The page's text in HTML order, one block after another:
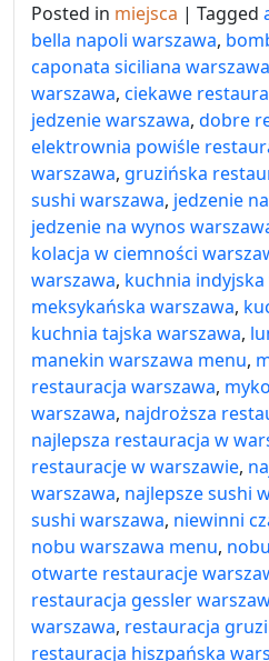
Posted in miejsca | Tagged
bella napoli warszawa,
caponata siciliana warszawa
warszawa, ciekawe
jedzenie warszawa, dobre
elektrownia powiśle
warszawa, gruzińska
sushi warszawa, jedzenie
jedzenie na wynos
kolacja w ciemności
warszawa, kuchnia
meksykańska warszawa,
kuchnia tajska warszawa,
manekin warszawa menu,
restauracja warszawa,
warszawa, najdroższa
najlepsza restauracja w
restauracje w warszawie,
warszawa, najlepsze sushi
sushi warszawa, niewinni
nobu warszawa menu,
otwarte restauracje
restauracja gessler
warszawa, restauracja
restauracja hiszpańska